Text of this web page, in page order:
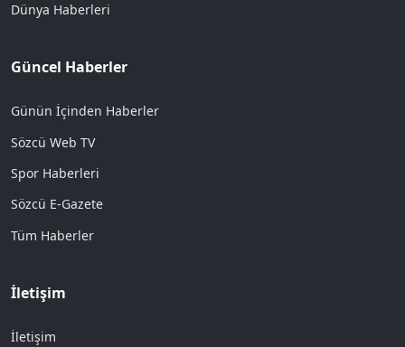
Dünya Haberleri
Güncel Haberler
Günün İçinden Haberler
Sözcü Web TV
Spor Haberleri
Sözcü E-Gazete
Tüm Haberler
İletişim
İletişim